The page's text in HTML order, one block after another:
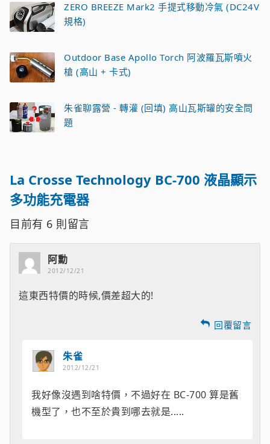
ZERO BREEZE Mark2 手提式移動冷氣 (DC24V
規格)
Outdoor Base Apollo Torch 阿波羅瓦斯噴火
槍 (高山 + 卡式)
朱雀聊露營 - 轉灌 (回填) 高山瓦斯罐的安全問
題
La Crosse Technology BC-700 液晶顯示
多功能充電器
目前有 6 則留言
阿勳
2012/12/21
這東西特價的時候,價差超大的!
回覆留言
朱雀
2012/12/21
我好像沒遇到啥特價，不過好在 BC-700 算是舊
機型了，也不至於貴到哪去就是.....